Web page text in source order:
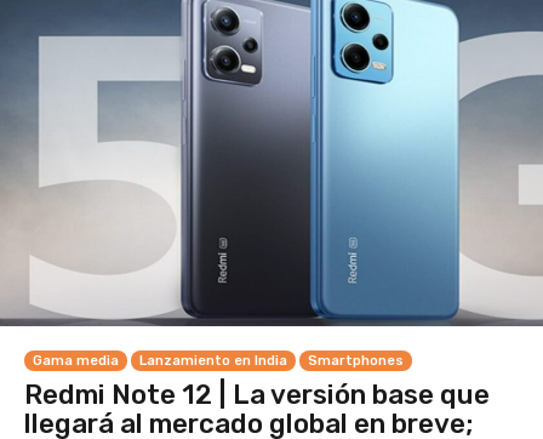
Gama media Lanzamiento en India Smartphones
Redmi Note 12 | La versión base que
llegará al mercado global en breve;